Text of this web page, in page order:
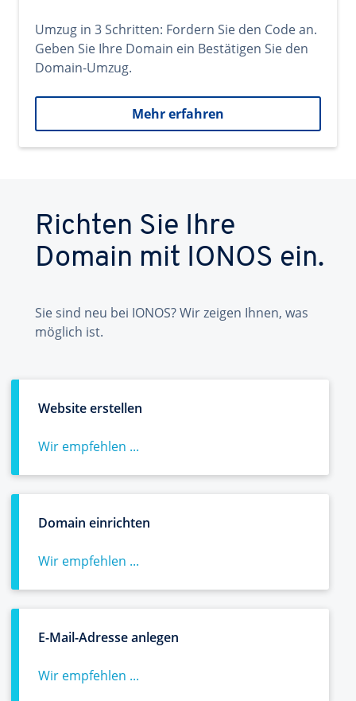
Umzug in 3 Schritten: Fordern Sie den Code an.
Geben Sie Ihre Domain ein Bestätigen Sie den
Domain-Umzug.
Mehr erfahren
Richten Sie Ihre
Domain mit IONOS ein.
Sie sind neu bei IONOS? Wir zeigen Ihnen, was
möglich ist.
Website erstellen
Wir empfehlen ...
Domain einrichten
Wir empfehlen ...
E-Mail-Adresse anlegen
Wir empfehlen ...